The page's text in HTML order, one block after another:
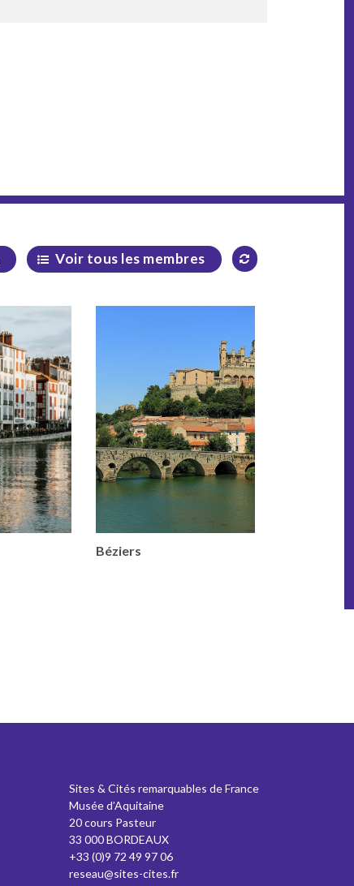
Voir tous les membres
Béziers
Sites & Cités remarquables de France
Musée d’Aquitaine
20 cours Pasteur
33 000 BORDEAUX
+33 (0)9 72 49 97 06
reseau@sites-cites.fr